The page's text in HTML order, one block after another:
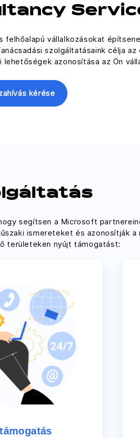
vállalkozásokat
szolgáltatásaink célja
azonosítása az Ön
kérése
segítsen a Microsoft
ismereteket és azonosítják
területeken nyújt támogatást: